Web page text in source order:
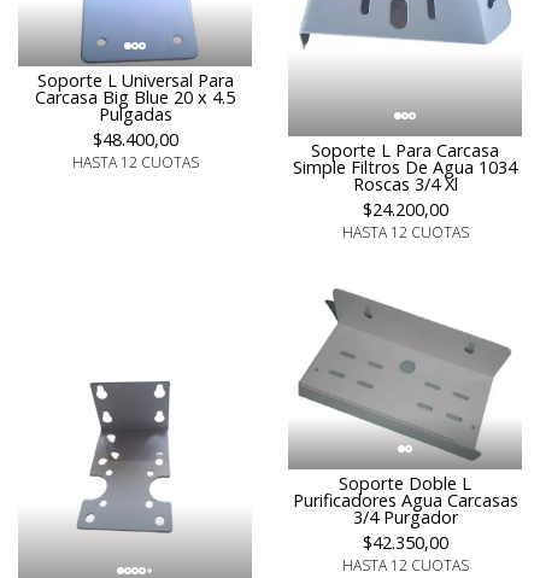
Soporte L Universal Para
Carcasa Big Blue 20 x 4.5
Pulgadas
$48.400,00
HASTA 12 CUOTAS
Soporte L Para Carcasa
Simple Filtros De Agua 1034
Roscas 3/4 Xl
$24.200,00
HASTA 12 CUOTAS
Soporte Doble L
Purificadores Agua Carcasas
3/4 Purgador
$42.350,00
HASTA 12 CUOTAS